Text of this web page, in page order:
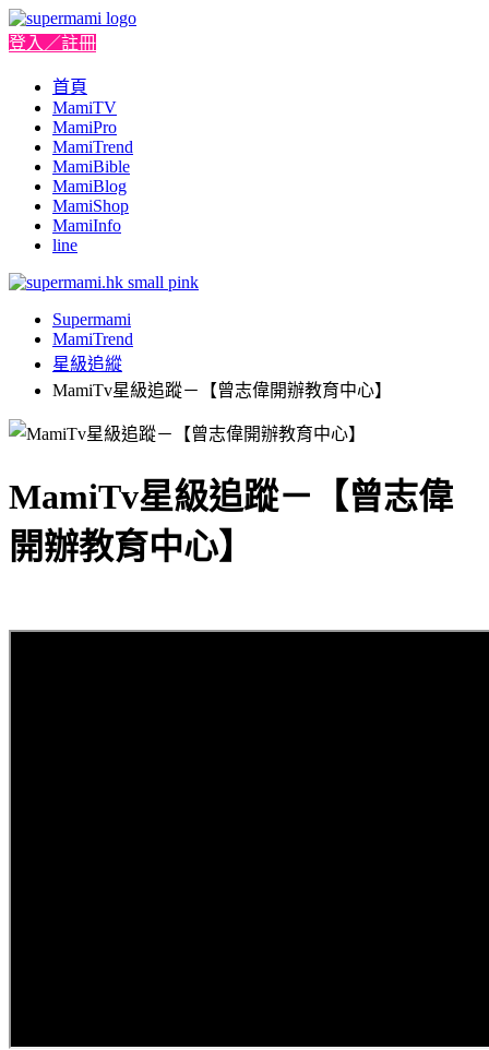
登入／註冊
首頁
MamiTV
MamiPro
MamiTrend
MamiBible
MamiBlog
MamiShop
MamiInfo
line
Supermami
MamiTrend
星級追縱
MamiTv星級追蹤－【曾志偉開辦教育中心】
MamiTv星級追蹤－【曾志偉
開辦教育中心】